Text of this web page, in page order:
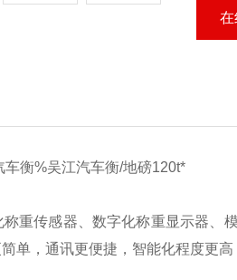
?1
在
衡%吴江汽车衡/地磅120t*
称重传感器、数字化称重显示器、
单，通讯更便捷，智能化程度更高